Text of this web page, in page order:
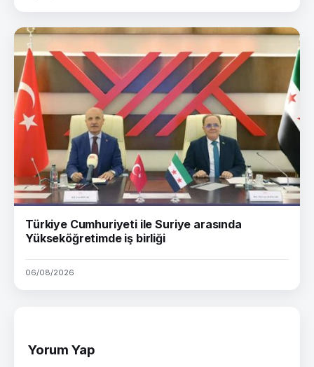
Türkiye Cumhuriyeti ile Suriye arasında
Yükseköğretimde iş birliği
06/08/2026
Yorum Yap